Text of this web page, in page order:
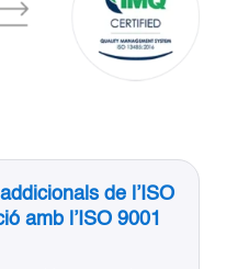
de l’ISO
amb l’ISO 9001